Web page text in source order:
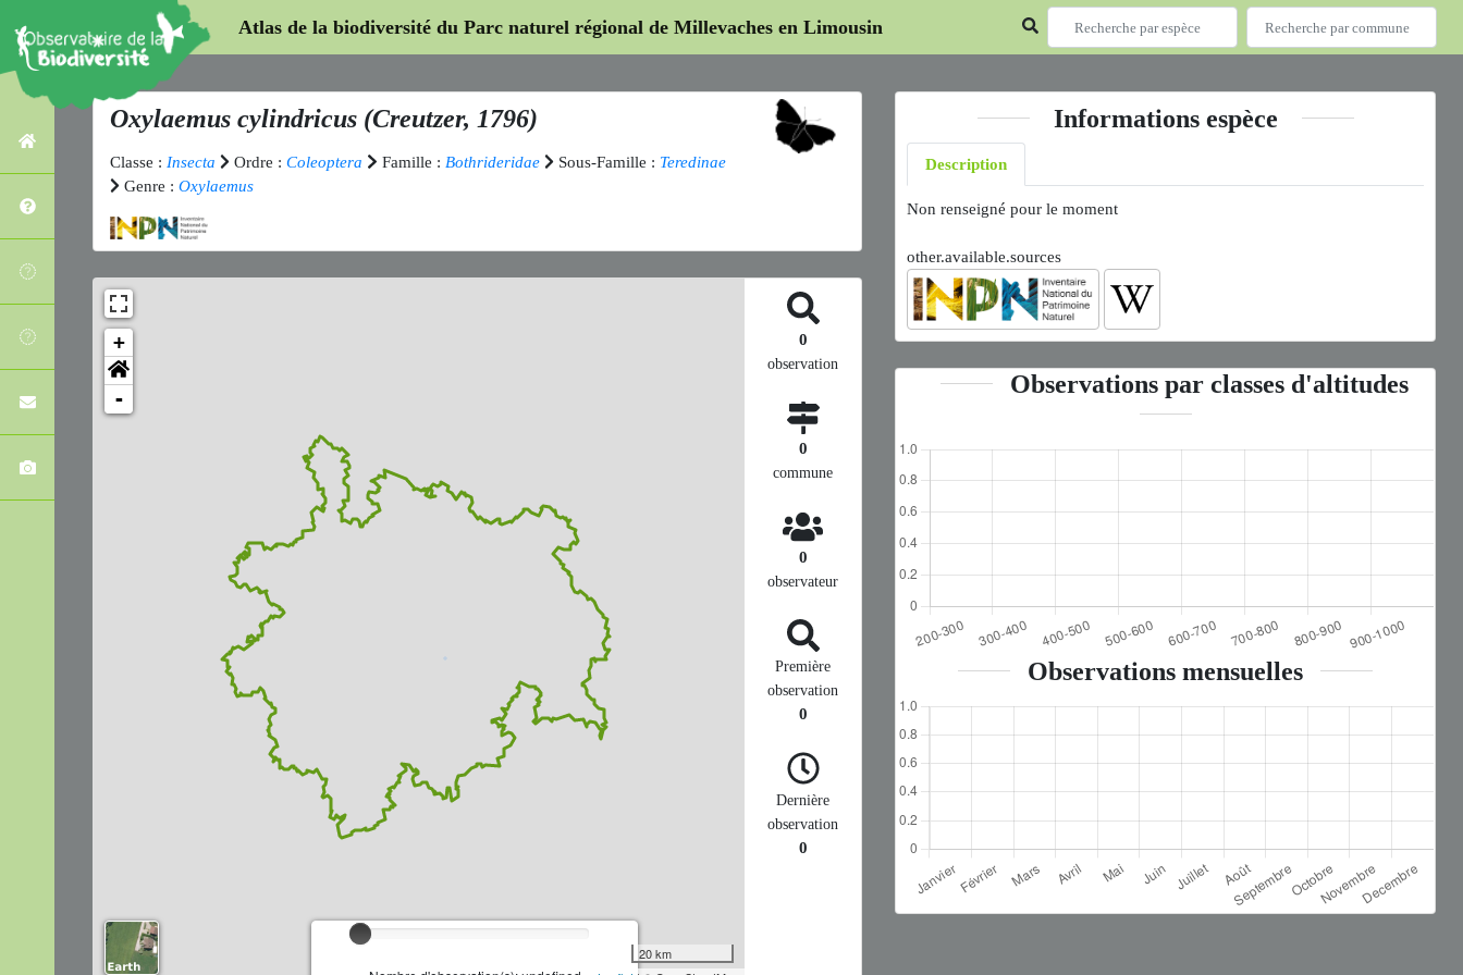
Atlas de la biodiversité du Parc naturel régional de Millevaches en Limousin
Oxylaemus cylindricus (Creutzer, 1796)
Classe : Insecta Ordre :Coleoptera Famille : Bothrideridae Sous-Famille : Teredinae
Genre :Oxylaemus
+
-
20 km
0
observation
0
commune
0
observateur
Première
observation
0
Dernière
observation
0
Informations espèce
Description
Non renseigné pour le moment
other.available.sources
Observations par classes d'altitudes
Observations mensuelles